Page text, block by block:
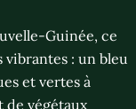
Guinée, ce
vibrantes : un bleu
et vertes à
de végétaux